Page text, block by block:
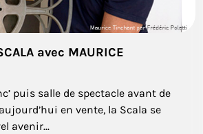
avec MAURICE
puis salle de spectacle avant de
en vente, la Scala se
avenir...